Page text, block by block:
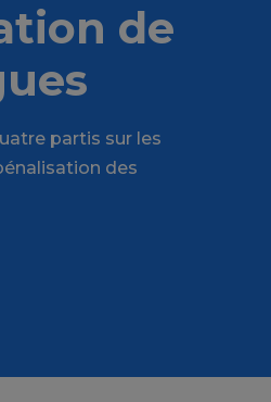
de
partis sur les
des